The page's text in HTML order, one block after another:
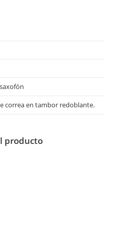
correa en tambor redoblante.
producto